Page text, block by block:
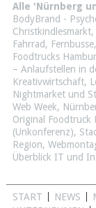
Alle 'Nürnberg
BodyBrand -
Christkindlesmarkt,
Fahrrad, Fernbusse,
Foodtrucks
– Anlaufstellen in
Kreativwirtschaft,
Nightmarket und
Web Week,
Original Foodtruck
(Unkonferenz),
Region,
Überblick IT und
START NEWS